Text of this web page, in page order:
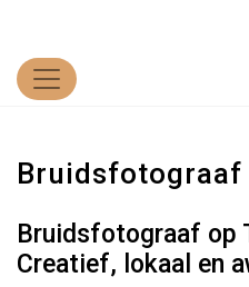
Bruidsfotograaf
Bruidsfotograaf op
Creatief, lokaal en